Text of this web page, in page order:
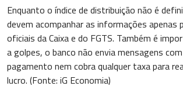
Enquanto o índice de distribuição não é
devem acompanhar as informações apenas
oficiais da Caixa e do FGTS. Também é
a golpes, o banco não envia mensagens
pagamento nem cobra qualquer taxa para
lucro. (Fonte: iG Economia)